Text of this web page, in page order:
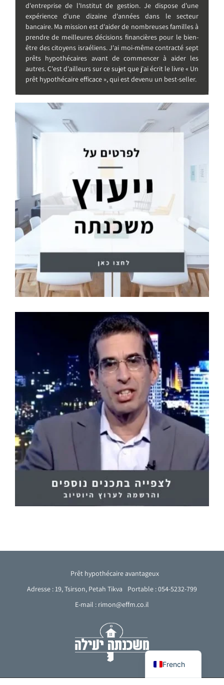
d'entreprise de l'Institut de gestion. Je dispose d'une
expérience d'une dizaine d'années dans le secteur
bancaire. Ma mission est d'aider de nombreuses familles à
prendre de meilleures décisions financières pour le bien-
être des citoyens israéliens. J'ai moi-même contracté sept
prêts hypothécaires avant de commencer à aider les
autres. C'est d'ailleurs sur ce sujet que j'ai écrit le livre « Un
prêt hypothécaire efficace », qui est devenu un best-seller.
Prêt hypothécaire avantageux
Adresse : 19, Tsirson, Petah Tikva
Portable : 054-5232-799
E-mail : rimon@effm.co.il
French